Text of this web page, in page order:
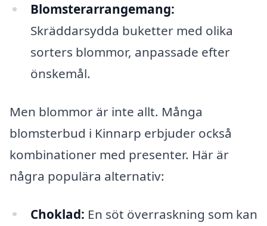
Blomsterarrangemang:
Skräddarsydda buketter med olika
sorters blommor, anpassade efter
önskemål.
Men blommor är inte allt. Många
blomsterbud i Kinnarp erbjuder också
kombinationer med presenter. Här är
några populära alternativ:
Choklad: En söt överraskning som kan